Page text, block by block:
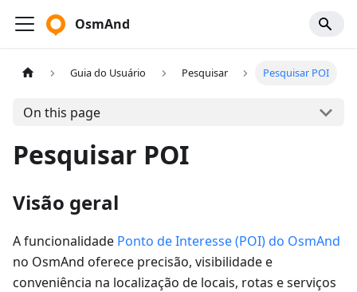
OsmAnd
Guia do Usuário Pesquisar Pesquisar POI
On this page
Pesquisar POI
Visão geral
A funcionalidade Ponto de Interesse (POI) do OsmAnd
no OsmAnd oferece precisão, visibilidade e
conveniência na localização de locais, rotas e serviços